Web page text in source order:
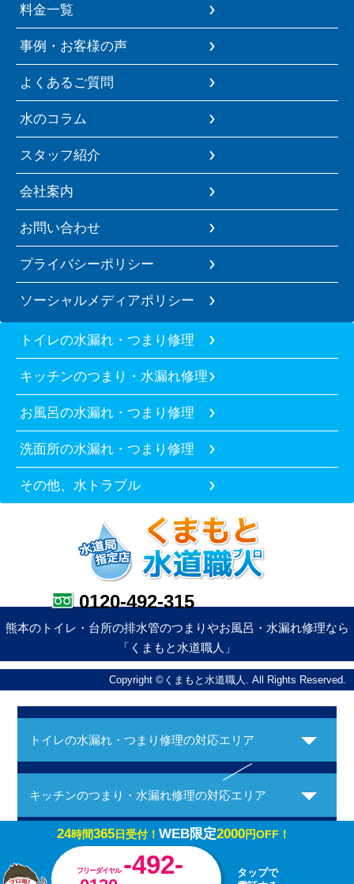
料金一覧
事例・お客様の声
よくあるご質問
水のコラム
スタッフ紹介
会社案内
お問い合わせ
プライバシーポリシー
ソーシャルメディアポリシー
トイレの水漏れ・つまり修理
キッチンのつまり・水漏れ修理
お風呂の水漏れ・つまり修理
洗面所の水漏れ・つまり修理
その他、水トラブル
0120-492-315
熊本のトイレ・台所の排水管のつまりやお風呂・水漏れ修理なら
「くまもと水道職人」
Copyright ©くまもと水道職人. All Rights Reserved.
トイレの水漏れ・つまり修理の対応エリア
キッチンのつまり・水漏れ修理の対応エリア
お風呂の水漏れ・つまり修理の対応エリア
24時間365日受付！ WEB限定2000円OFF！
フリーダイヤル -492-
タップで